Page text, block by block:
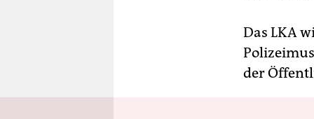
Das LKA
der